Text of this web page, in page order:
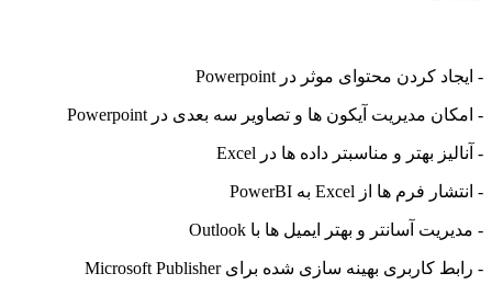
- ایجاد کردن محتوای موثر در Powerpoint
- امکان مدیریت آیکون ها و تصاویر سه بعدی در Powerpoint
- آنالیز بهتر و مناسبتر داده ها در Excel
- انتشار فرم ها از Excel به PowerBI
- مدیریت آسانتر و بهتر ایمیل ها با Outlook
- رابط کاربری بهینه سازی شده برای Microsoft Publisher